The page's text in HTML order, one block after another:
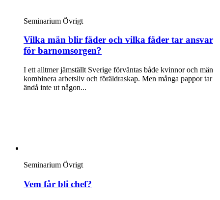
Seminarium Övrigt
Vilka män blir fäder och vilka fäder tar ansvar
för barnomsorgen?
I ett alltmer jämställt Sverige förväntas både kvinnor och män
kombinera arbetsliv och föräldraskap. Men många pappor tar
ändå inte ut någon...
Seminarium Övrigt
Vem får bli chef?